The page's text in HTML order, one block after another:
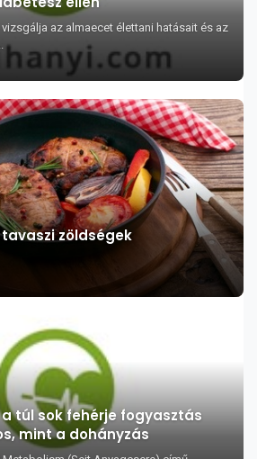
az almaecet élettani hatásait és az
zöldségek
túl sok fehérje fogyasztás
mint a dohányzás